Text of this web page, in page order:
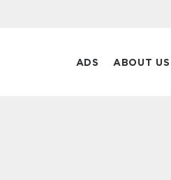
ADS ABOUT US